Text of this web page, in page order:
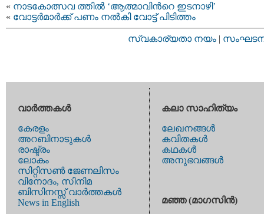
« നാടകോത്സവ ത്തില്‍ ‘ആത്മാവിന്‍റെ ഇടനാഴി’
« വോട്ടര്‍മാര്‍ക്ക്‌ പണം നല്‍കി വോട്ട് പിടിത്തം
സ്വകാര്യതാ നയം |
വാര്‍ത്തകള്‍
കേരളം
അറബിനാടുകള്‍
രാഷ്ട്രം
ലോകം
സിറ്റിസണ്‍ ജേണലിസം
വിനോദം, സിനിമ
ബിസിനസ്സ് വാര്‍ത്തകള്‍
News in English
കലാ സാഹിത്യം
ലേഖനങ്ങള്‍
കവിതകള്‍
കഥകള്‍
അനുഭവങ്ങള്‍
മഞ്ഞ (മാഗസിന്‍)